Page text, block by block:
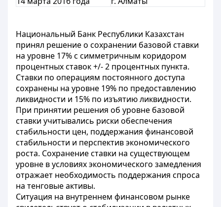
Национальный Банк Республики Казахстан
принял решение о сохранении базовой ставки
на уровне 17% с симметричным коридором
процентных ставок +/- 2 процентных пункта.
Ставки по операциям постоянного доступа
сохранены на уровне 19% по предоставлению
ликвидности и 15% по изъятию ликвидности.
При принятии решения об уровне базовой
ставки учитывались риски обеспечения
стабильности цен, поддержания финансовой
стабильности и перспектив экономического
роста. Сохранение ставки на существующем
уровне в условиях экономического замедления
отражает необходимость поддержания спроса
на тенговые активы.
Ситуация на внутреннем финансовом рынке